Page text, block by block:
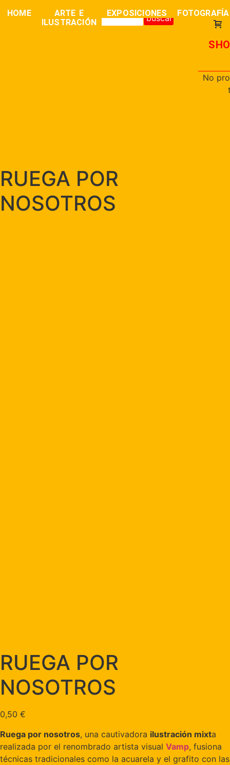
HOME
ARTE E
ILUSTRACIÓN
EXPOSICIONES FOTOGRAFÍA
buscar
0,00€
No
RUEGA POR
NOSOTROS
RUEGA POR
NOSOTROS
0,50 €
Ruega por nosotros, una cautivadora ilustración mixta
realizada por el renombrado artista visual Vamp, fusiona
técnicas tradicionales como la acuarela y el grafito con las